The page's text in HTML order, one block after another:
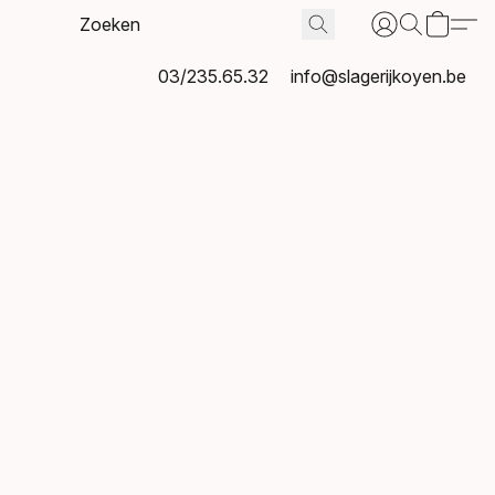
03/235.65.32 info@slagerijkoyen.be